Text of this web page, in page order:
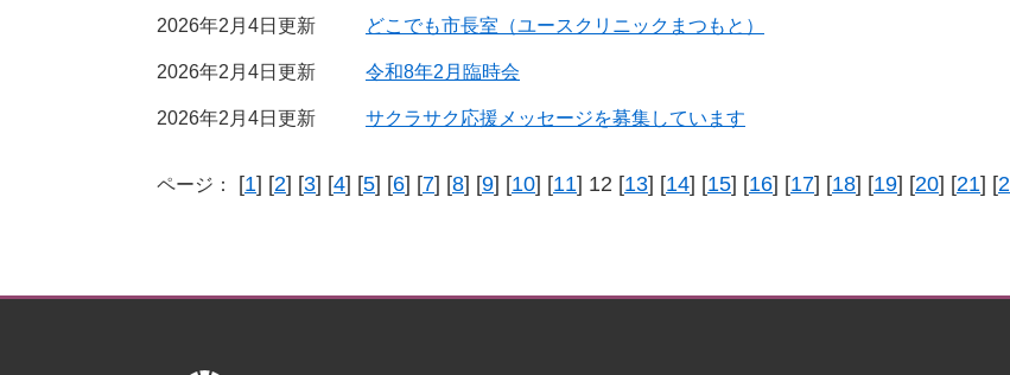
2026年2月4日更新 どこでも市長室（ユースクリニックまつもと）
2026年2月4日更新 令和8年2月臨時会
2026年2月4日更新 サクラサク応援メッセージを募集しています
ページ： [1] [2] [3] [4] [5] [6] [7] [8] [9] [10] [11] 12 [13] [14] [15] [16] [17] [18] [19] [20] [21] [